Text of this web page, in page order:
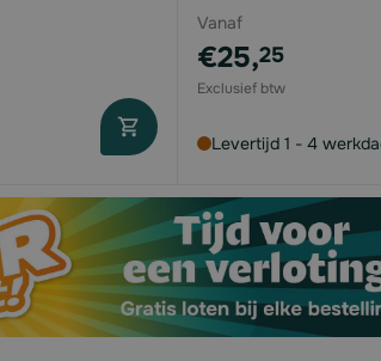
Vanaf
€25,25
Levertijd 1 - 4